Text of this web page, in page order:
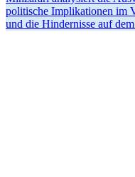
politische Impli­ka­tionen im
und die Hinder­nisse auf